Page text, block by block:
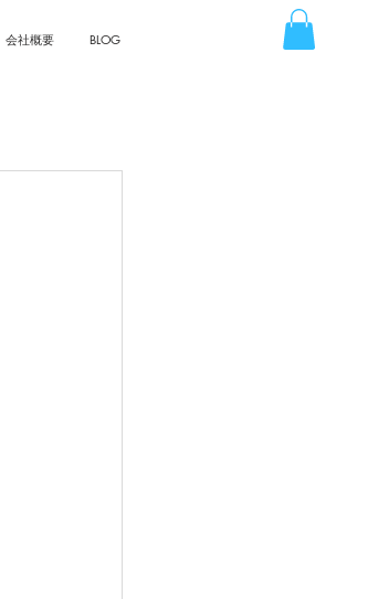
会社概要 BLOG